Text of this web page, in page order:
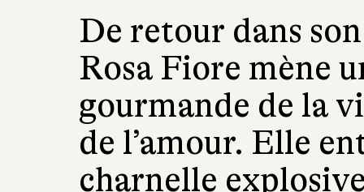
De retour dans
Rosa Fiore mène
gourmande de la
de l’amour. Elle
charnelle